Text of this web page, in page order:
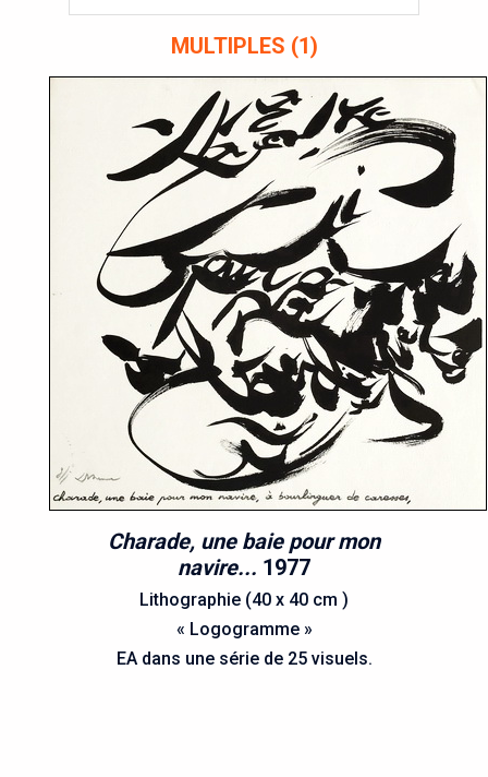
MULTIPLES (1)
Charade, une baie pour mon
navire... 1977
Lithographie (40 x 40 cm )
« Logogramme »
EA dans une série de 25 visuels.